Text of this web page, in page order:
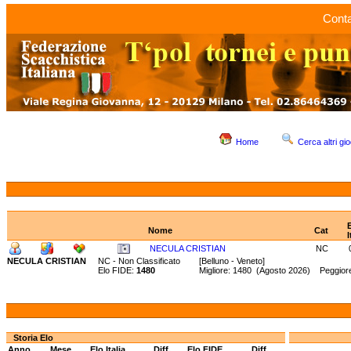
Home Cerca altri
Nome
Cat
NECULA CRISTIAN
NC
NECULA CRISTIAN
NC - Non Classificato [Belluno - Veneto]
Elo FIDE: 1480 Migliore: 1480 (Agosto 2026)
Storia Elo